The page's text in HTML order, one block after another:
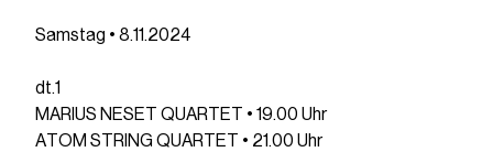
Samstag • 8.11.2024
dt.1
MARIUS NESET QUARTET • 19.00 Uhr
ATOM STRING QUARTET • 21.00 Uhr